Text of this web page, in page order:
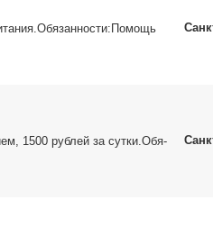
1500 руб­лей за сут­ки.Обя­